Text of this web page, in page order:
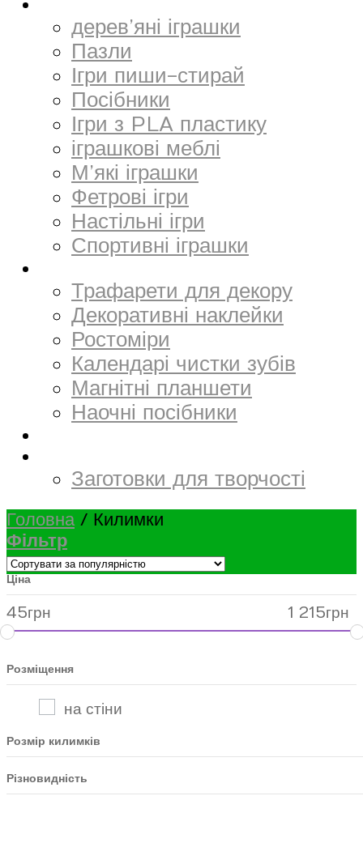
дерев’яні іграшки
Пазли
Ігри пиши-стирай
Посібники
Ігри з PLA пластику
іграшкові меблі
М’які іграшки
Фетрові ігри
Настільні ігри
Спортивні іграшки
Трафарети для декору
Декоративні наклейки
Ростоміри
Календарі чистки зубів
Магнітні планшети
Наочні посібники
Заготовки для творчості
Головна / Килимки
Фільтр
Ціна
45грн 1 215грн
Розміщення
на стіни
Розмір килимків
Різновидність